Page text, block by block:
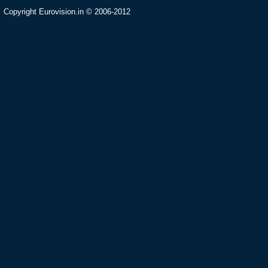
Copyright Eurovision.in © 2006-2012